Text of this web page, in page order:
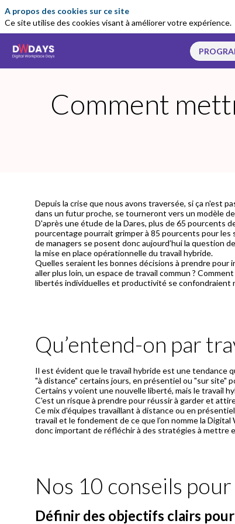
Comment
Depuis la crise que nous avons traversée, si ça n'est
dans un futur proche, se tourneront vers un modèle
D'après une étude de la Dares, plus de 65 pourcents
pourcentage pourrait grimper à 85 pourcents pour les
de managers se posent donc aujourd’hui la question
la mise en place opérationnelle du travail hybride.
Quelles seraient les bonnes décisions à prendre
aller plus loin, un espace de travail commun ?
libertés individuelles et productivité se confondraient
Qu’entend-on par
Il est évident que le travail hybride est une tendance
"à distance" certains jours, en présentiel ou "sur site"
Certains y voient une nouvelle liberté, mais le travail
C'est un risque à prendre pour réussir à garder et
Ce mix d'équipes travaillant à distance ou en
travail et le fondement de ce que l’on nomme la
Nos 10 conseils
Définir des objectifs clairs
A propos des cookies sur ce site
Ce site utilise des cookies visant à améliorer votre expérience.